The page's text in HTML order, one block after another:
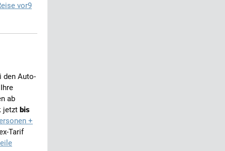
vor9
den Auto-
ab
jetzt bis
+
Tarif